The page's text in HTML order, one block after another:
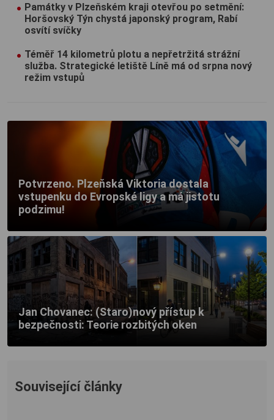
Památky v Plzeňském kraji otevřou po setmění:
Horšovský Týn chystá japonský program, Rabí
osvítí svíčky
Téměř 14 kilometrů plotu a nepřetržitá strážní
služba. Strategické letiště Líně má od srpna nový
režim vstupů
Potvrzeno. Plzeňská Viktoria dostala
vstupenku do Evropské ligy a má jistotu
podzimu!
Jan Chovanec: (Staro)nový přístup k
bezpečnosti: Teorie rozbitých oken
Související články